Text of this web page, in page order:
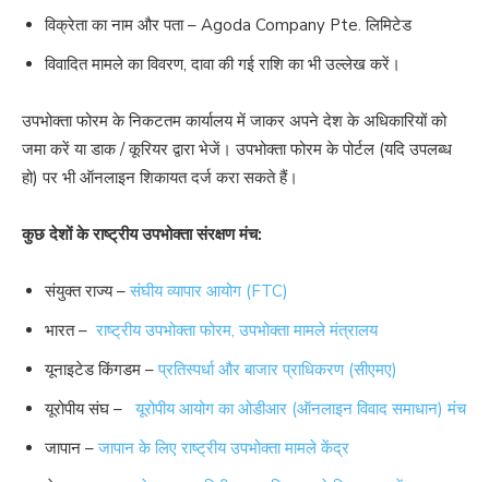
विक्रेता का नाम और पता – Agoda Company Pte. लिमिटेड
विवादित मामले का विवरण, दावा की गई राशि का भी उल्लेख करें।
उपभोक्ता फोरम के निकटतम कार्यालय में जाकर अपने देश के अधिकारियों को
जमा करें या डाक / कूरियर द्वारा भेजें। उपभोक्ता फोरम के पोर्टल (यदि उपलब्ध
हो) पर भी ऑनलाइन शिकायत दर्ज करा सकते हैं।
कुछ देशों के राष्ट्रीय उपभोक्ता संरक्षण मंच:
संयुक्त राज्य –संघीय व्यापार आयोग (FTC)
भारत –राष्ट्रीय उपभोक्ता फोरम, उपभोक्ता मामले मंत्रालय
यूनाइटेड किंगडम –प्रतिस्पर्धा और बाजार प्राधिकरण (सीएमए)
यूरोपीय संघ –यूरोपीय आयोग का ओडीआर (ऑनलाइन विवाद समाधान) मंच
जापान –जापान के लिए राष्ट्रीय उपभोक्ता मामले केंद्र